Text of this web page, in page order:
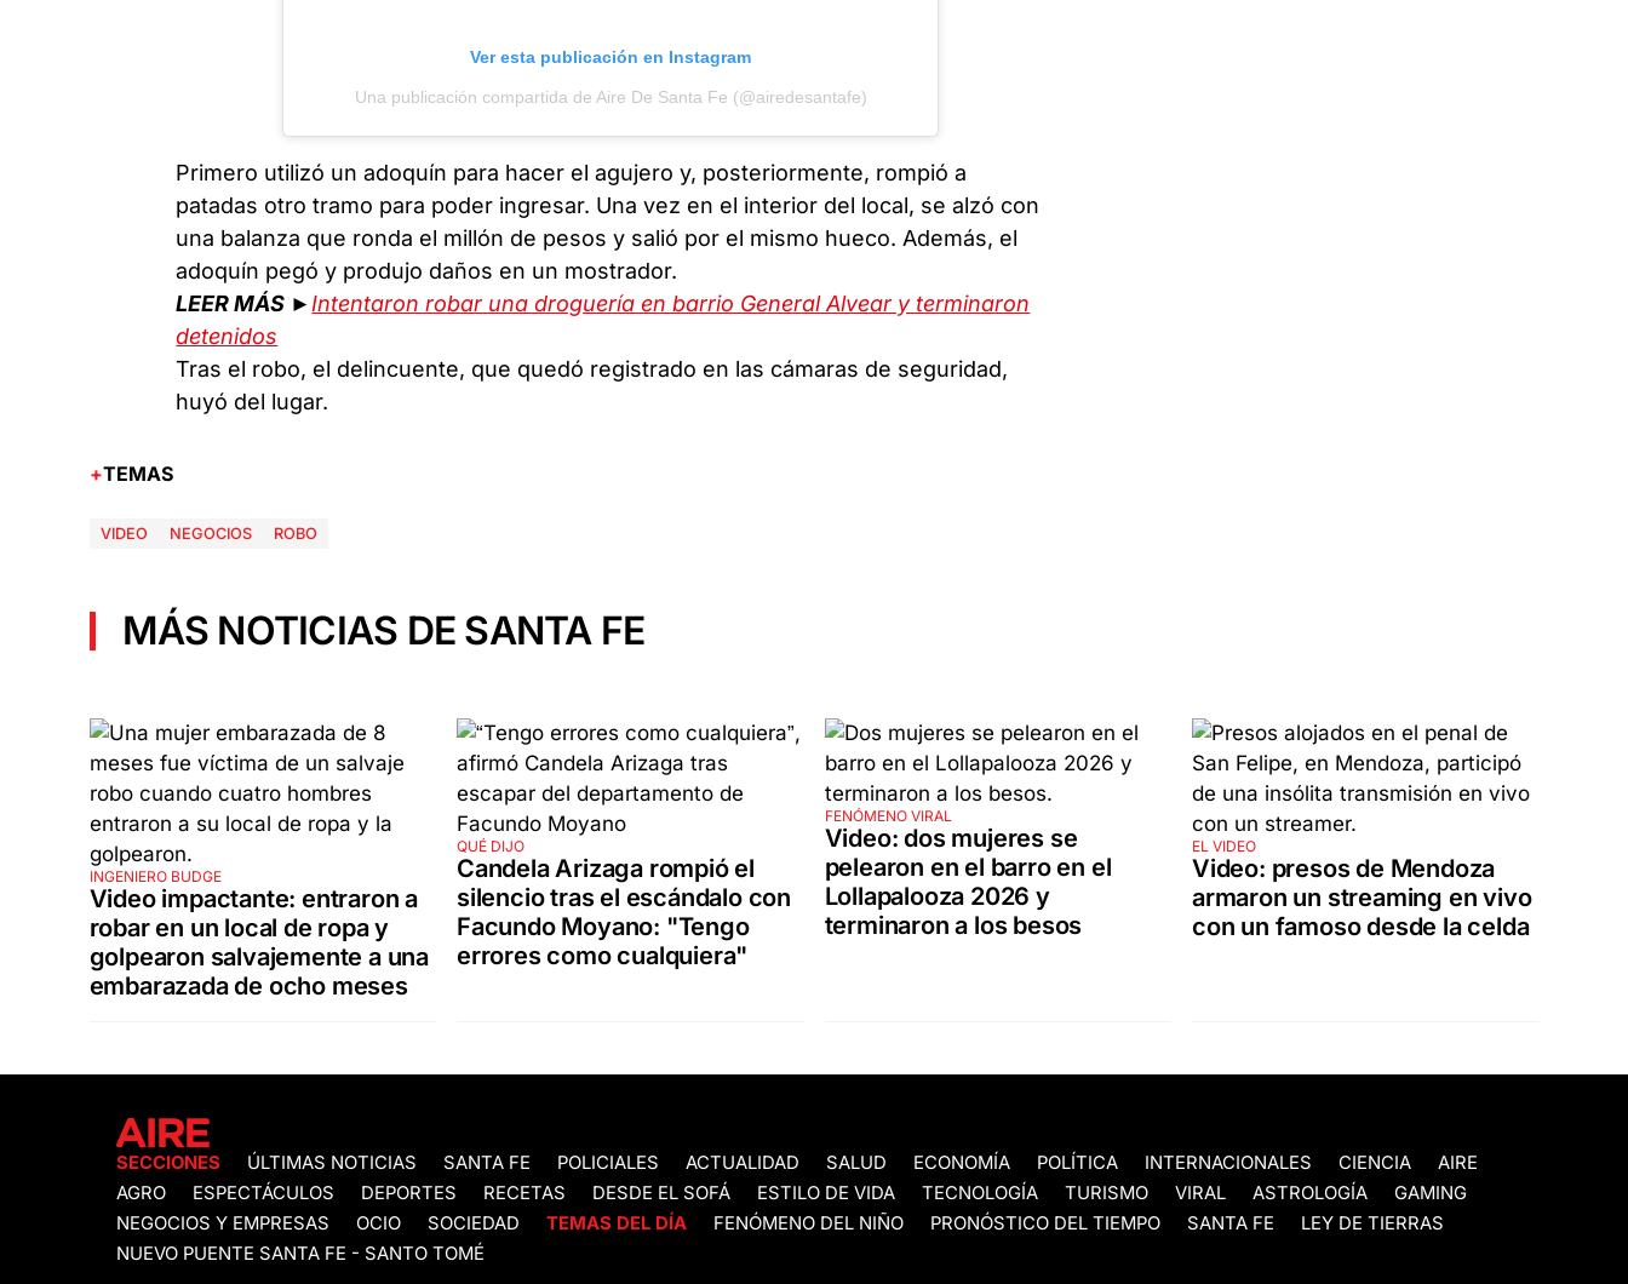
Ver esta publicación en Instagram
Una publicación compartida de Aire De Santa Fe (@airedesantafe)
Primero utilizó un adoquín para hacer el agujero y, posteriormente, rompió a
patadas otro tramo para poder ingresar. Una vez en el interior del local, se alzó con
una balanza que ronda el millón de pesos y salió por el mismo hueco. Además, el
adoquín pegó y produjo daños en un mostrador.
LEER MÁS ► Intentaron robar una droguería en barrio General Alvear y terminaron
detenidos
Tras el robo, el delincuente, que quedó registrado en las cámaras de seguridad,
huyó del lugar.
TEMAS
VIDEO NEGOCIOS ROBO
MÁS NOTICIAS DE SANTA FE
INGENIERO BUDGE
Video impactante: entraron a
robar en un local de ropa y
golpearon salvajemente a una
embarazada de ocho meses
QUÉ DIJO
Candela Arizaga rompió el
silencio tras el escándalo con
Facundo Moyano: "Tengo
errores como cualquiera"
FENÓMENO VIRAL
Video: dos mujeres se
pelearon en el barro en el
Lollapalooza 2026 y
terminaron a los besos
EL VIDEO
Video: presos de Mendoza
armaron un streaming en vivo
con un famoso desde la celda
SECCIONES ÚLTIMAS NOTICIAS SANTA FE POLICIALES ACTUALIDAD SALUD ECONOMÍA POLÍTICA INTERNACIONALES CIENCIA
AIRE
AGRO
ESPECTÁCULOS DEPORTES RECETAS DESDE EL SOFÁ ESTILO DE VIDA TECNOLOGÍA TURISMO VIRAL ASTROLOGÍA
GAMING
NEGOCIOS Y EMPRESAS
OCIO SOCIEDAD TEMAS DEL DÍA FENÓMENO DEL NIÑO PRONÓSTICO DEL TIEMPO SANTA FE
LEY DE TIERRAS
NUEVO PUENTE SANTA FE - SANTO TOMÉ